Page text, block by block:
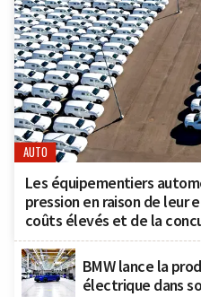
AUTO
Les équipementiers
pression en raison de
coûts élevés et de la
BMW lance la
électrique dans